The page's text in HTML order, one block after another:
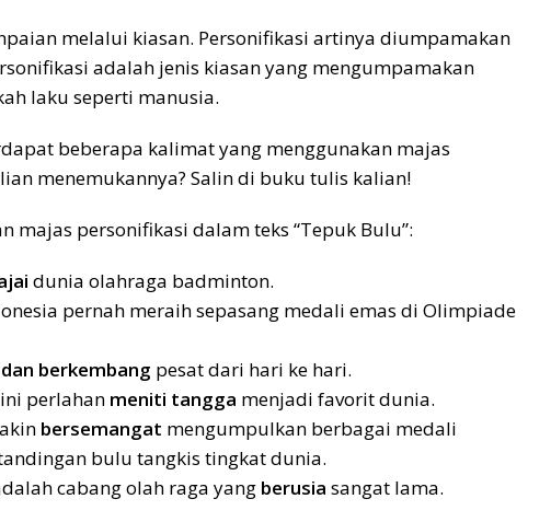
melalui kiasan. Personifikasi artinya diumpamakan
adalah jenis kiasan yang mengumpamakan
laku seperti manusia.
beberapa kalimat yang menggunakan majas
menemukannya? Salin di buku tulis kalian!
majas personifikasi dalam teks “Tepuk Bulu”:
dunia olahraga badminton.
pernah meraih sepasang medali emas di Olimpiade
berkembang pesat dari hari ke hari.
perlahan meniti tangga menjadi favorit dunia.
bersemangat mengumpulkan berbagai medali
bulu tangkis tingkat dunia.
cabang olah raga yang berusia sangat lama.